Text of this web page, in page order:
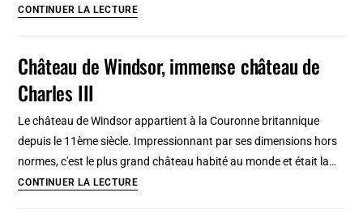
magique
CONTINUER LA LECTUREPalais
sur
Istanbul
Château de Windsor, immense château de
Charles III
Le château de Windsor appartient à la Couronne britannique
depuis le 11ème siècle. Impressionnant par ses dimensions hors
normes, c'est le plus grand château habité au monde et était la…
CONTINUER LA LECTUREChâteau